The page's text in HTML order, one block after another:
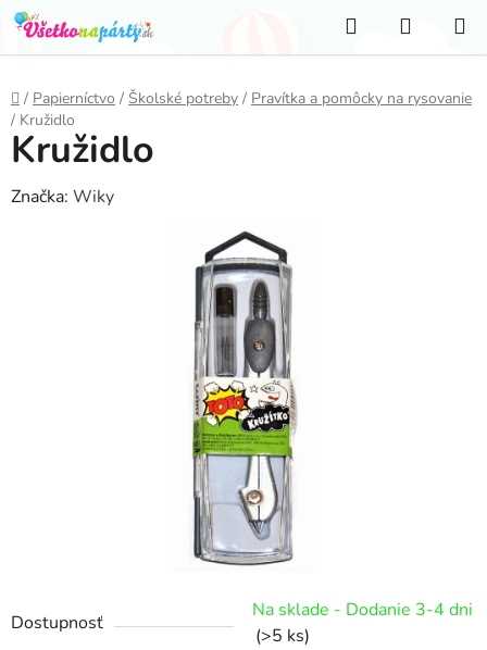
Prejsť
na
obsah
Hľadať
KOŠÍK
Domov
/ Papierníctvo / Školské potreby / Pravítka a pomôcky na rysovanie
/ Kružidlo
Dostupnosť
Na sklade - Dodanie 3-4 dni
(>5 ks)
Kružidlo
Značka: Wiky